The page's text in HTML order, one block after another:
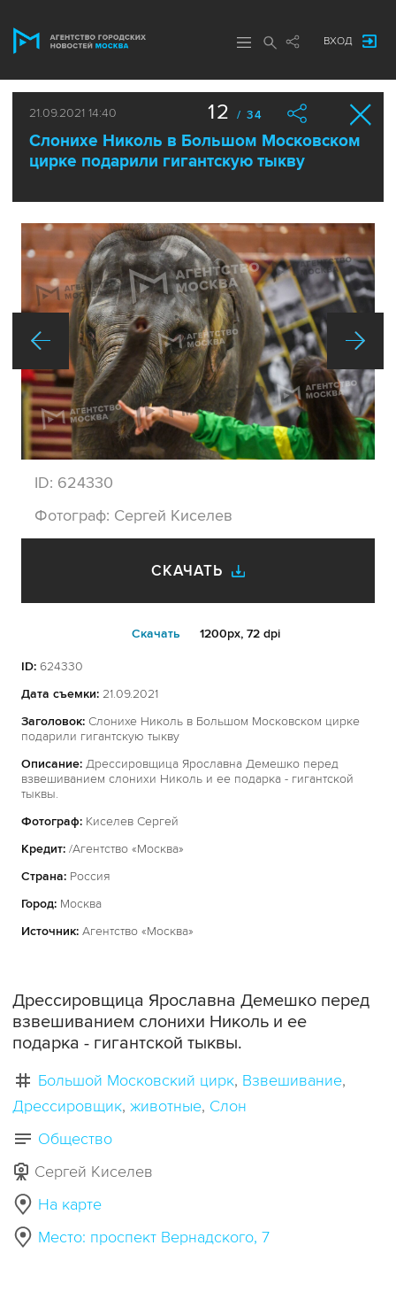
ВХОД
21.09.2021 14:40
Слонихе Николь в Большом Московском
цирке подарили гигантскую тыкву
12 / 34
ID: 624330
Фотограф: Сергей Киселев
СКАЧАТЬ
Cкачать 1200px, 72 dpi
ID: 624330
Дата съемки: 21.09.2021
Заголовок: Слонихе Николь в Большом Московском цирке
подарили гигантскую тыкву
Описание: Дрессировщица Ярославна Демешко перед
взвешиванием слонихи Николь и ее подарка - гигантской
тыквы.
Фотограф: Киселев Сергей
Кредит: /Агентство «Москва»
Страна: Россия
Город: Москва
Источник: Агентство «Москва»
Дрессировщица Ярославна Демешко перед
взвешиванием слонихи Николь и ее
подарка - гигантской тыквы.
Большой Московский цирк Взвешивание
Дрессировщик животные Слон
Общество
Сергей Киселев
На карте
Место: проспект Вернадского, 7